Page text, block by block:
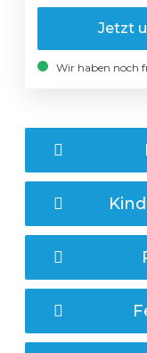
Jetzt
Wir haben noch